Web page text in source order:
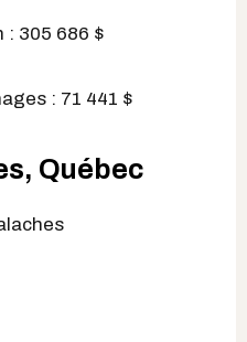
: 305 686 $
: 71 441 $
Québec